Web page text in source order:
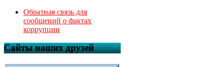
Обратная связь для
сообщений о фактах
коррупции
Сайты наших друзей